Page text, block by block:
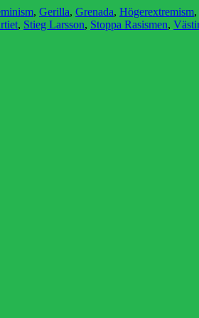
, Gerilla, Grenada, Högerextremism,
, Stieg Larsson, Stoppa Rasismen,